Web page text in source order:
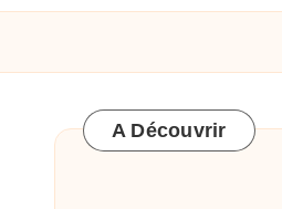
A Découvrir